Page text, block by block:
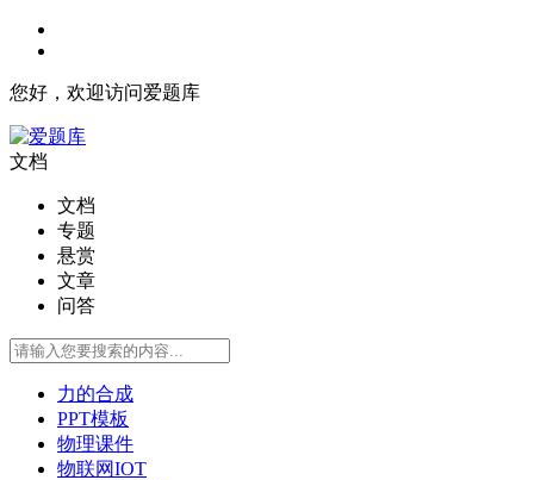
您好，欢迎访问爱题库
文档
文档
专题
悬赏
文章
问答
力的合成
PPT模板
物理课件
物联网IOT